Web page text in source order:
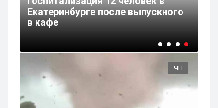
Екатеринбурге после выпускного
в кафе
ЧП